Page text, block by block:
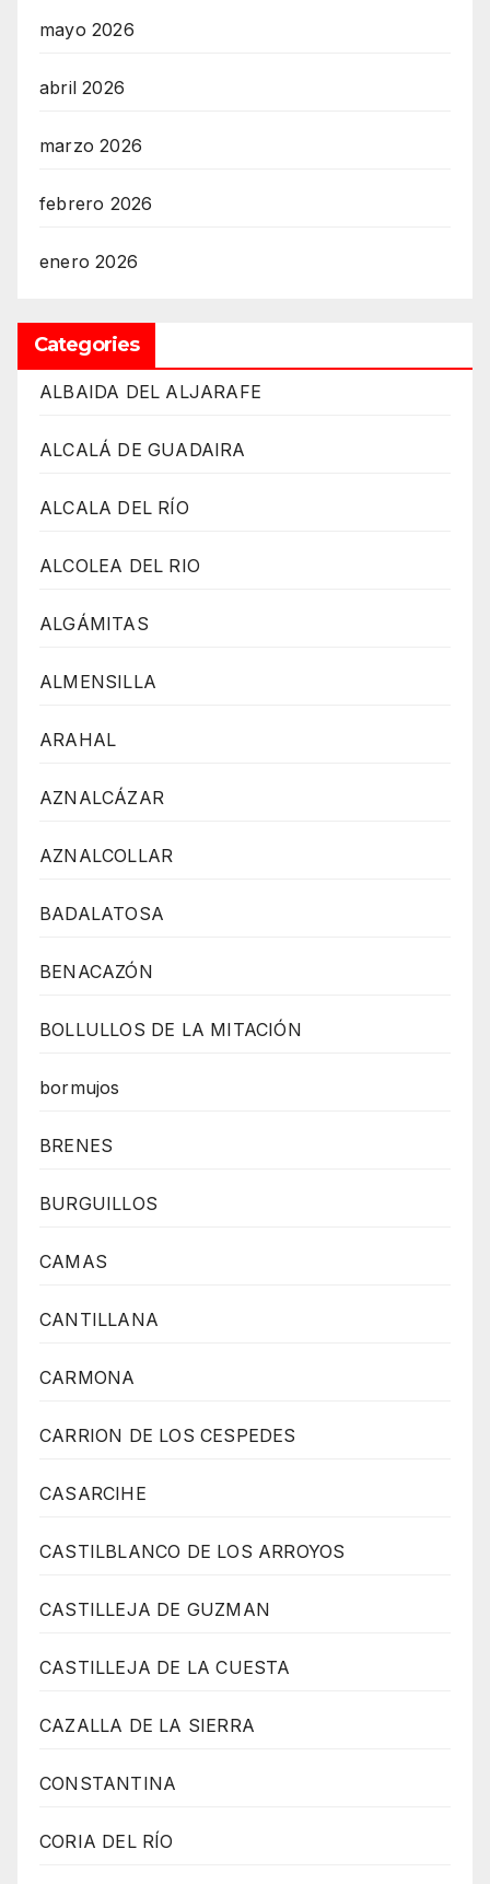
mayo 2026
abril 2026
marzo 2026
febrero 2026
enero 2026
Categories
ALBAIDA DEL ALJARAFE
ALCALÁ DE GUADAIRA
ALCALA DEL RÍO
ALCOLEA DEL RIO
ALGÁMITAS
ALMENSILLA
ARAHAL
AZNALCÁZAR
AZNALCOLLAR
BADALATOSA
BENACAZÓN
BOLLULLOS DE LA MITACIÓN
bormujos
BRENES
BURGUILLOS
CAMAS
CANTILLANA
CARMONA
CARRION DE LOS CESPEDES
CASARCIHE
CASTILBLANCO DE LOS ARROYOS
CASTILLEJA DE GUZMAN
CASTILLEJA DE LA CUESTA
CAZALLA DE LA SIERRA
CONSTANTINA
CORIA DEL RÍO